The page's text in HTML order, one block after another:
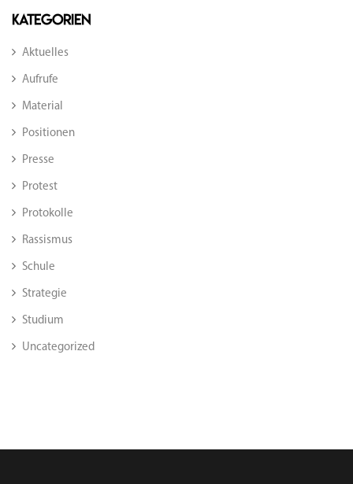
Kategorien
Aktuelles
Aufrufe
Material
Positionen
Presse
Protest
Protokolle
Rassismus
Schule
Strategie
Studium
Uncategorized